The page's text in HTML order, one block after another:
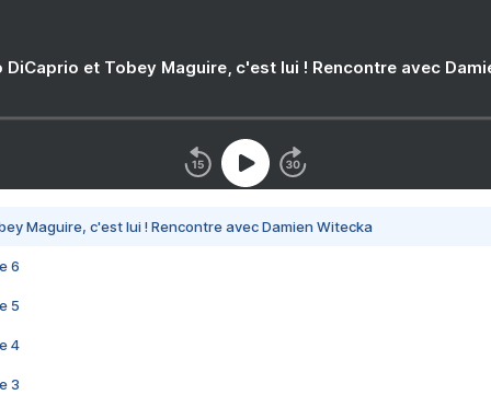
DiCaprio et Tobey Maguire, c'est lui ! Rencontre avec
Maguire, c'est lui ! Rencontre avec Damien Witecka
6
5
4
3